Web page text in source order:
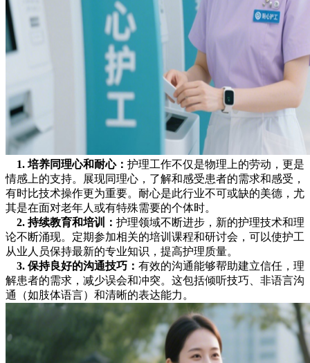
1. 培养同理心和耐心： 护理工作不仅是物理上的劳动，更是
情感上的支持。展现同理心，了解和感受患者的需求和感受，
有时比技术操作更为重要。耐心是此行业不可或缺的美德，尤
其是在面对老年人或有特殊需要的个体时。
2. 持续教育和培训 ： 护理领域不断进步，新的护理技术和理
论不断涌现。定期参加相关的培训课程和研讨会，可以使护工
从业人员保持最新的专业知识，提高护理质量。
3. 保持良好的沟通技巧 ： 有效的沟通能够帮助建立信任，理
解患者的需求，减少误会和冲突。这包括倾听技巧、非语言沟
通（如肢体语言）和清晰的表达能力。